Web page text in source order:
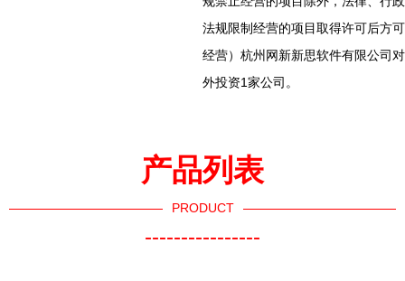
法规限制经营的项目取得许可后方可
经营）杭州网新新思软件有限公司对
外投资1家公司。
产品列表
PRODUCT
----------------